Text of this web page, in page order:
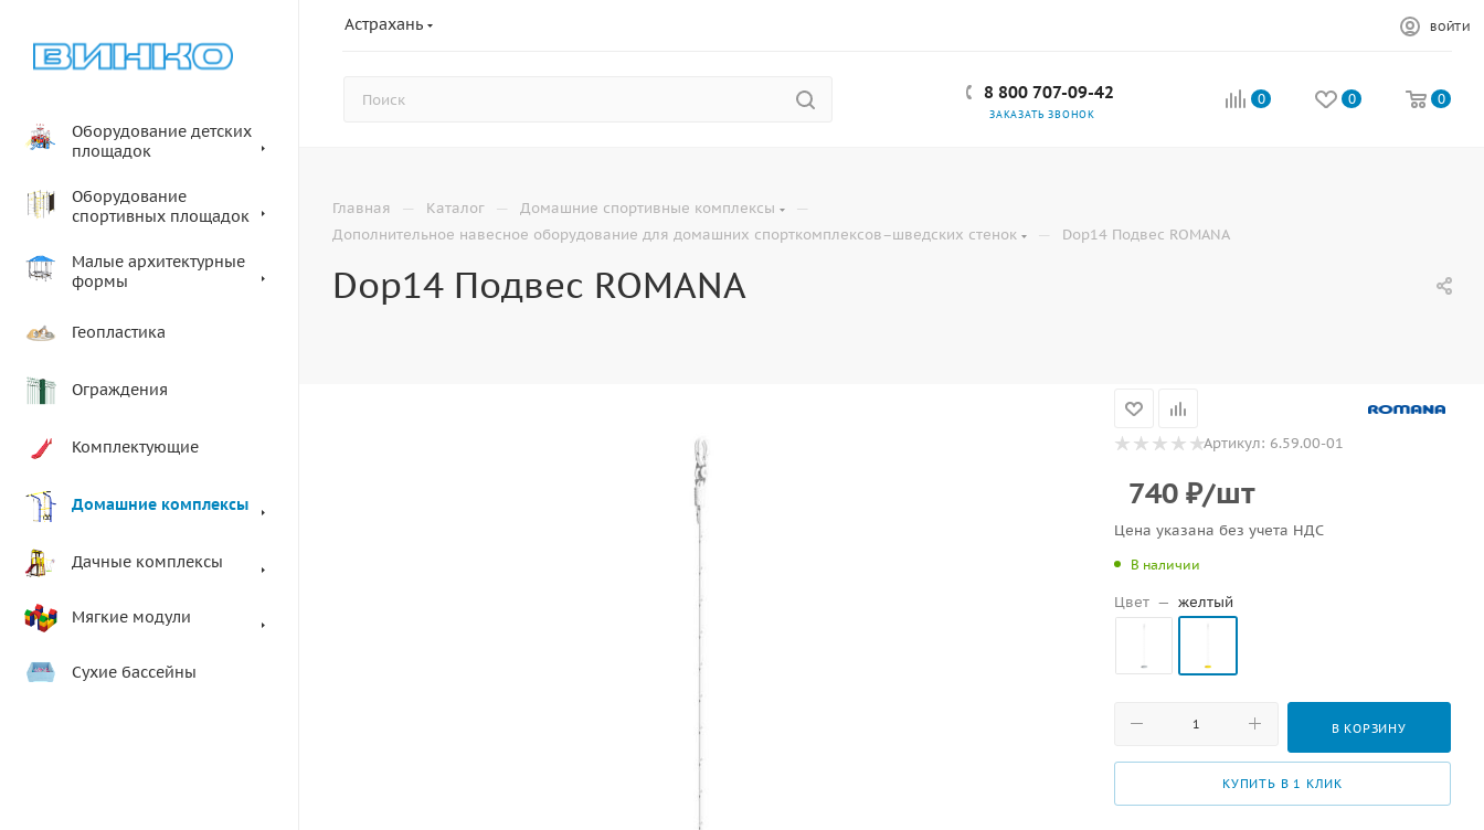
Астрахань ВОЙТИ
8 800 707-09-42
ЗАКАЗАТЬ ЗВОНОК
0 0 0
Оборудование детских
площадок
Оборудование
спортивных площадок
Малые архитектурные
формы
Геопластика
Ограждения
Комплектующие
Домашние комплексы
Дачные комплексы
Мягкие модули
Сухие бассейны
Главная — Каталог — Домашние спортивные комплексы —
Дополнительное навесное оборудование для домашних спорткомплексов–шведских стенок — Dop14 Подвес ROMANA
Dop14 Подвес ROMANA
Артикул: 6.59.00-01
740 ₽/шт
Цена указана без учета НДС
В наличии
Цвет — желтый
В КОРЗИНУ
КУПИТЬ В 1 КЛИК